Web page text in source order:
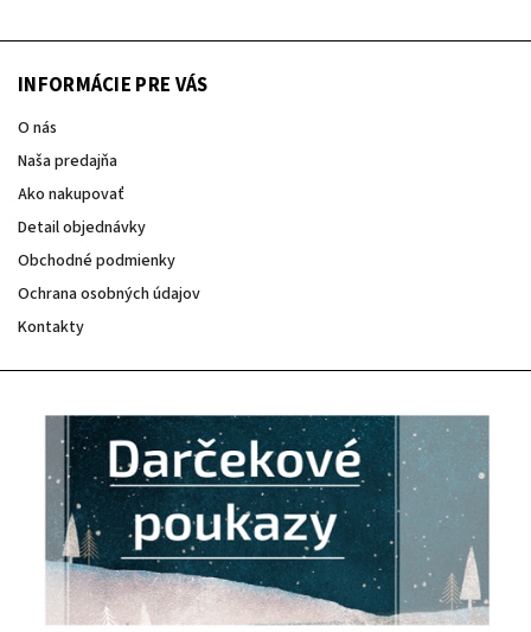
INFORMÁCIE PRE VÁS
O nás
Naša predajňa
Ako nakupovať
Detail objednávky
Obchodné podmienky
Ochrana osobných údajov
Kontakty